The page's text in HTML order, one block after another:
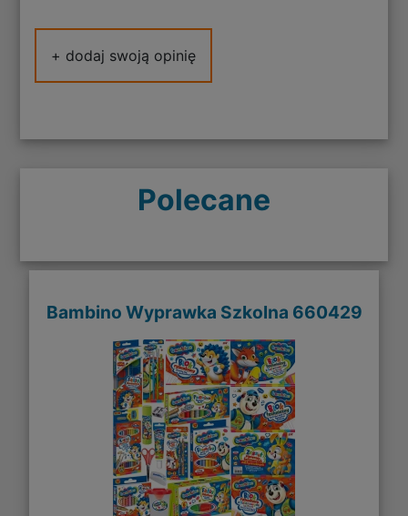
+ dodaj swoją opinię
Polecane
Bambino Wyprawka Szkolna 660429